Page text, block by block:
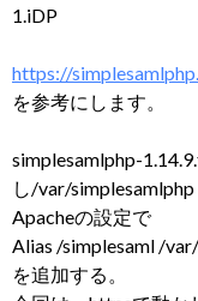
1.iDP
https://
を参考にします。
simplesamlphp-
し/var/simplesamlphp
Apacheの設定で
Alias /simplesaml /
を追加する。